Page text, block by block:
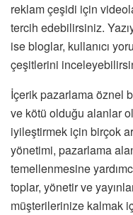
reklam çeşidi için
tercih edebilirsiniz.
ise bloglar, kullanıcı
çeşitlerini
İçerik pazarlama öznel
ve kötü olduğu alanlar
iyileştirmek için birçok
yönetimi, pazarlama
temellenmesine
toplar, yönetir ve
müşterilerinize kalmak